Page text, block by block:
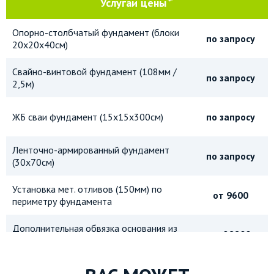
Опорно-столбчатый фундамент (блоки
20х20х40см)
по запросу
Свайно-винтовой фундамент (108мм /
2,5м)
по запросу
ЖБ сваи фундамент (15х15х300см) по запросу
Ленточно-армированный фундамент
(30х70см)
по запросу
Установка мет. отливов (150мм) по
периметру фундамента
от 9600
Дополнительная обвязка основания из
от 28800
Дополнительная обвязка основания из